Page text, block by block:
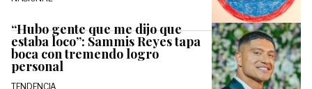
“Hubo gente que me dijo que
estaba loco”: Sammis Reyes tapa
boca con tremendo logro
personal
TENDENCIA